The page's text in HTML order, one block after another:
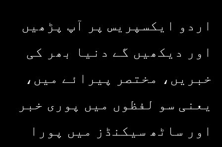
اردو ایکسپریس پر آپ پڑھیں
اور دیکھیں گے دنیا بھر کی
خبریں، مختصر پیرائے میں،
یعنی سو لفظوں میں پوری خبر
اور ساٹھ سیکنڈز میں پورا